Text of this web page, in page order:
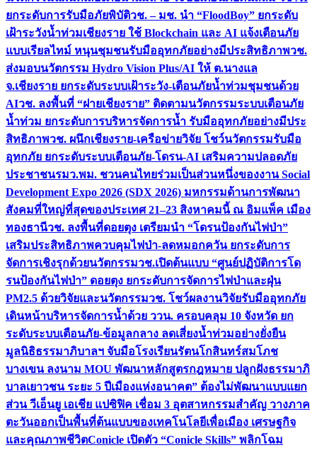
ยกระดับการรับมือภัยพิบัติวช. – มช. นำ “FloodBoy” ยกระดับ
เฝ้าระวังน้ำท่วมเชียงราย ใช้ Blockchain และ AI แจ้งเตือนภัย
แบบเรียลไทม์ หนุนชุมชนรับมืออุทกภัยอย่างมีประสิทธิภาพวช.
ส่งมอบนวัตกรรม Hydro Vision Plus/AI ให้ ต.นางแล
จ.เชียงราย ยกระดับระบบเฝ้าระวัง-เตือนภัยน้ำท่วมชุมชนด้วย
AIวช. ลงพื้นที่ “ฝายเชียงราย” ติดตามนวัตกรรมระบบเตือนภัย
น้ำท่วม ยกระดับการบริหารจัดการน้ำ รับมืออุทกภัยอย่างมีประ
สิทธิภาพวช. ผนึกเชียงราย-เครือข่ายวิจัย โชว์นวัตกรรมรับมือ
อุทกภัย ยกระดับระบบเตือนภัย-โดรน-AI เสริมความปลอดภัย
ประชาชนรมว.พม. ชวนคนไทยร่วมเป็นส่วนหนึ่งของงาน Social
Development Expo 2026 (SDX 2026) มหกรรมด้านการพัฒนา
สังคมที่ใหญ่ที่สุดของประเทศ 21–23 สิงหาคมนี้ ณ อิมแพ็ค เมือง
ทองธานีวช. ลงพื้นที่ดอยตุง เตรียมนำ “โดรนป้องกันไฟป่า”
เสริมประสิทธิภาพควบคุมไฟป่า-ลดหมอกควัน ยกระดับการ
จัดการเชิงรุกด้วยนวัตกรรมวช.เปิดต้นแบบ “ศูนย์ปฏิบัติการโด
รนป้องกันไฟป่า” ดอยตุง ยกระดับการจัดการไฟป่าและฝุ่น
PM2.5 ด้วยวิจัยและนวัตกรรมวช. โชว์ผลงานวิจัยรับมืออุทกภัย
เดินหน้าบริหารจัดการน้ำด้วย ววน. ครอบคลุม 10 จังหวัด ยก
ระดับระบบเตือนภัย-ข้อมูลกลาง ลดเสี่ยงน้ำท่วมอย่างยั่งยืน
มูลนิธิธรรมาภิบาลฯ จับมือโรงเรียนรัตนโกสินทร์สมโภช
บางเขน ลงนาม MOU พัฒนาหลักสูตรกฎหมาย ปลูกฝังธรรมาภิ
บาลเยาวชน ระยะ 5 ปีเมืองแห่งอนาคต” ต้องไม่พัฒนาแบบแยก
ส่วน วีเอ็นยู เอเชีย แปซิฟิค เชื่อม 3 อุตสาหกรรมสำคัญ วางภาค
ตะวันออกเป็นพื้นที่ต้นแบบของเทคโนโลยีเพื่อเมือง เศรษฐกิจ
และคุณภาพชีวิตConicle เปิดตัว “Conicle Skills” พลิกโฉม